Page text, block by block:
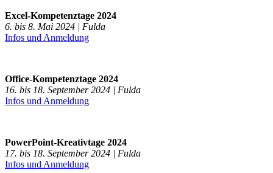
Excel-Kompetenztage 2024
6. bis 8. Mai 2024 | Fulda
Infos und Anmeldung
Office-Kompetenztage 2024
16. bis 18. September 2024 | Fulda
Infos und Anmeldung
PowerPoint-Kreativtage 2024
17. bis 18. September 2024 | Fulda
Infos und Anmeldung